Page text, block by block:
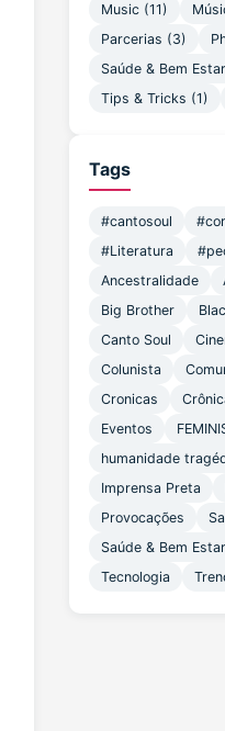
Music (11)
Parcerias (3)
Saúde & Bem Estar
Tips & Tricks (1)
Tags
#cantosoul
#Literatura
Ancestralidade
Big Brother
Canto Soul
Colunista
Cronicas
Eventos
humanidade
Imprensa Preta
Provocações
Saúde & Bem Estar
Tecnologia